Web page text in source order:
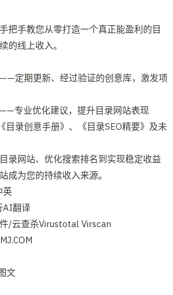
把手教您从零打造一个真正能盈利的目
的线上收入。
定期更新、经过验证的创意库，激发项
专业优化建议，提升目录网站表现
录创意手册》、《目录SEO精要》及未
录网站、优化搜索排名到实现稳定收益
成为您的持续收入来源。
英
AI翻译
/云查杀Virustotal Virscan
文